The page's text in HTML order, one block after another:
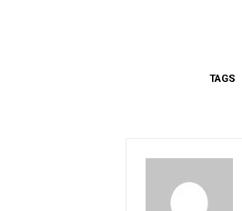
TAGS